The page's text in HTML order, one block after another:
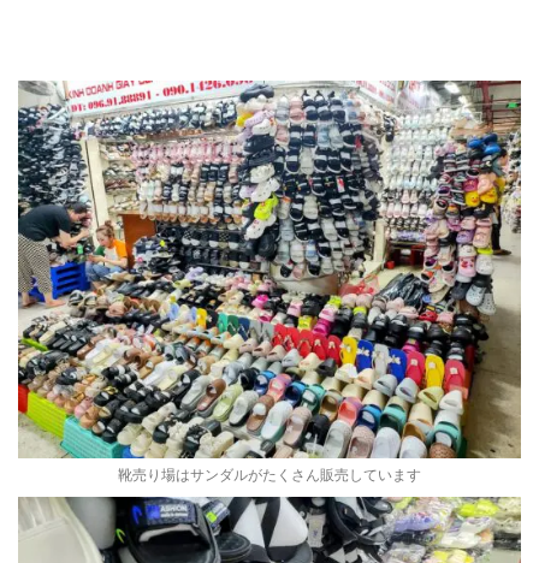
靴売り場はサンダルがたくさん販売しています